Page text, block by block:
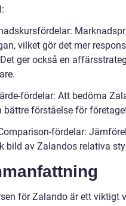
vilket gör det mer
ger också en
fördelar: Att bedöma
bättre förståelse för
fördelar:
bild av Zalandos relativa
för Zalando är ett viktigt